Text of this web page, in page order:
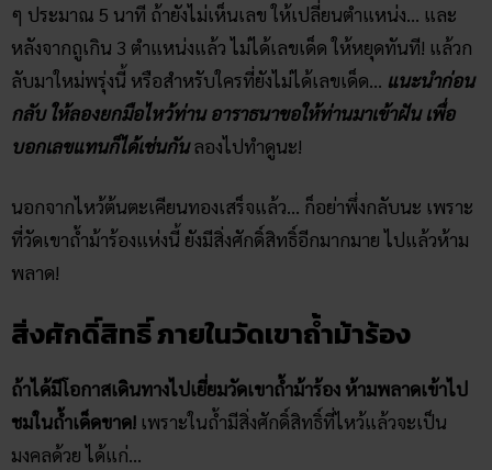
ๆ ประมาณ 5 นาที ถ้ายังไม่เห็นเลข ให้เปลี่ยนตำแหน่ง… และ
หลังจากถูเกิน 3 ตำแหน่งแล้ว ไม่ได้เลขเด็ด ให้หยุดทันที! แล้วก
ลับมาใหม่พรุ่งนี้ หรือสำหรับใครที่ยังไม่ได้เลขเด็ด… แนะนำก่อน
กลับ ให้ลองยกมือไหว้ท่าน อาราธนาขอให้ท่านมาเข้าฝัน เพื่อ
บอกเลขแทนก็ได้เช่นกันลองไปทำดูนะ!
นอกจากไหว้ต้นตะเคียนทองเสร็จแล้ว… ก็อย่าพึ่งกลับนะ เพราะ
ที่วัดเขาถ้ำม้าร้องแห่งนี้ ยังมีสิ่งศักดิ์สิทธิ์อีกมากมาย ไปแล้วห้าม
พลาด!
สิ่งศักดิ์สิทธิ์ ภายใน​วัดเขาถ้ำม้าร้อง
ถ้าได้มีโอกาสเดินทางไปเยี่ยมวัดเขาถ้ำม้าร้อง ห้ามพลาดเข้าไป
ชมในถ้ำเด็ดขาด! เพราะในถ้ำมีสิ่งศักดิ์สิทธิ์ที่ไหว้แล้วจะเป็น
มงคลด้วย ได้แก่…